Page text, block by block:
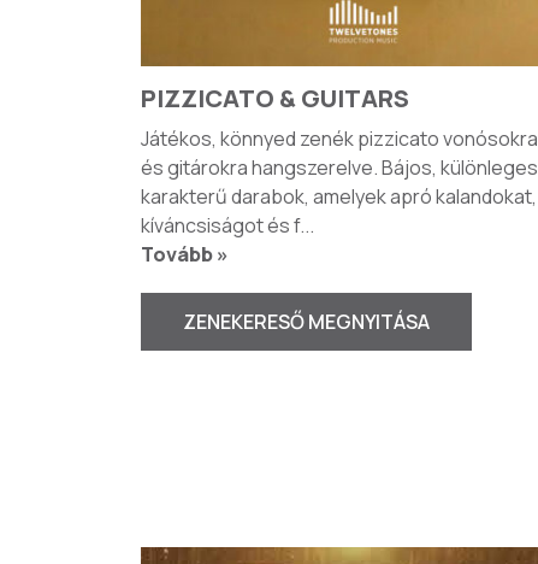
PIZZICATO & GUITARS
Játékos, könnyed zenék pizzicato vonósokra
és gitárokra hangszerelve. Bájos, különleges
karakterű darabok, amelyek apró kalandokat,
kíváncsiságot és f...
Tovább »
ZENEKERESŐ MEGNYITÁSA